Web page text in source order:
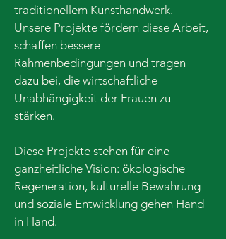
traditionellem Kunsthandwerk.
Unsere Projekte fördern diese Arbeit,
schaffen bessere
Rahmenbedingungen und tragen
dazu bei, die wirtschaftliche
Unabhängigkeit der Frauen zu
stärken.
Diese Projekte stehen für eine
ganzheitliche Vision: ökologische
Regeneration, kulturelle Bewahrung
und soziale Entwicklung gehen Hand
in Hand.